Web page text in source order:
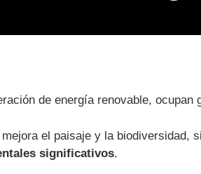
de energía renovable, ocupan
el paisaje y la biodiversidad,
significativos.